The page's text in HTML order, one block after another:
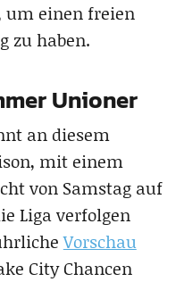
um einen freien
zu haben.
Unioner
an diesem
mit einem
von Samstag auf
Liga verfolgen
Vorschau
City Chancen